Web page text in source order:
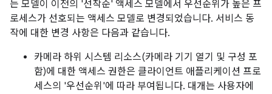
는 모델이 이전의 '선착순' 액세스 모델에서 우선순위가 높은 프
로세스가 선호되는 액세스 모델로 변경되었습니다. 서비스 동
작에 대한 변경 사항은 다음과 같습니다.
카메라 하위 시스템 리소스(카메라 기기 열기 및 구성 포
함)에 대한 액세스 권한은 클라이언트 애플리케이션 프로
세스의 '우선순위'에 따라 부여됩니다. 대개는 사용자에